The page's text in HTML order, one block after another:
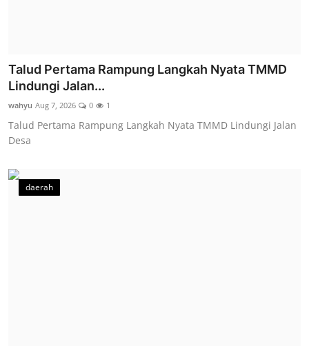
Talud Pertama Rampung Langkah Nyata TMMD
Lindungi Jalan...
wahyu Aug 7, 2026 0 1
Talud Pertama Rampung Langkah Nyata TMMD Lindungi Jalan
Desa
daerah